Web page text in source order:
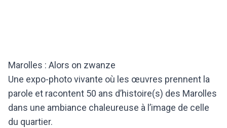
Marolles : Alors on zwanze
Une expo-photo vivante où les œuvres prennent la
parole et racontent 50 ans d’histoire(s) des Marolles
dans une ambiance chaleureuse à l’image de celle
du quartier.